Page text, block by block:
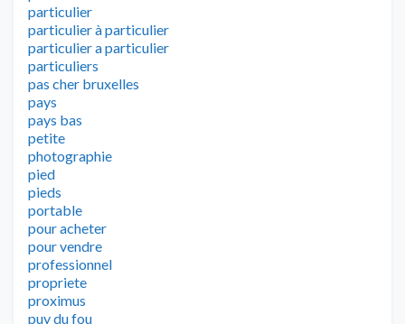
particulier
particulier à particulier
particulier a particulier
particuliers
pas cher bruxelles
pays
pays bas
petite
photographie
pied
pieds
portable
pour acheter
pour vendre
professionnel
propriete
proximus
puy du fou